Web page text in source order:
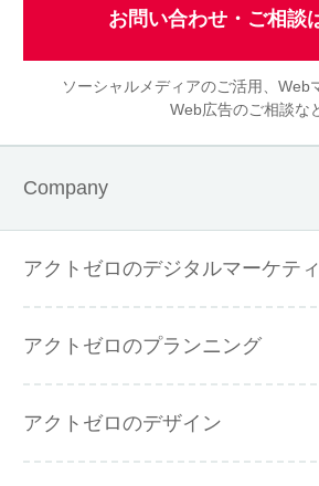
お問い合わせ・ご相談
ソーシャルメディアのご活用、Web
Web広告のご相談な
Company
アクトゼロのデジタルマーケテ
アクトゼロのプランニング
アクトゼロのデザイン